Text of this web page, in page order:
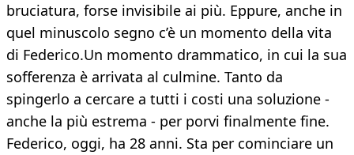
bruciatura, forse invisibile ai più. Eppure, anche in
quel minuscolo segno c’è un momento della vita
di Federico.Un momento drammatico, in cui la sua
sofferenza è arrivata al culmine. Tanto da
spingerlo a cercare a tutti i costi una soluzione -
anche la più estrema - per porvi finalmente fine.
Federico, oggi, ha 28 anni. Sta per cominciare un